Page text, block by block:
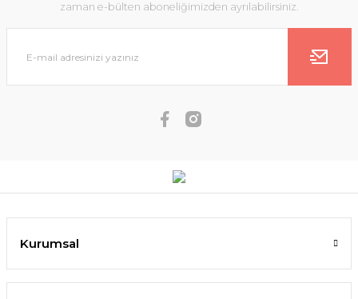
zaman e-bülten aboneliğimizden ayrılabilirsiniz.
Kurumsal